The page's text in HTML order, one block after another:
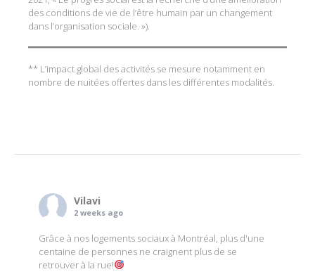
des conditions de vie de l’être humain par un changement
dans l’organisation sociale. »).
** L’impact global des activités se mesure notamment en
nombre de nuitées offertes dans les différentes modalités.
Vilavi
2 weeks ago
Grâce à nos logements sociaux à Montréal, plus d'une
centaine de personnes ne craignent plus de se
retrouver à la rue!